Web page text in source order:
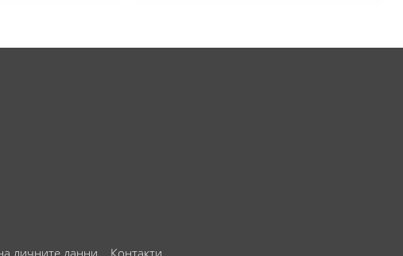
личните данни Контакти